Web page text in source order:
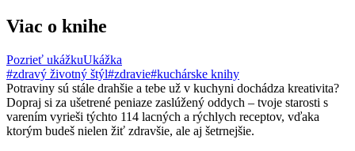
Viac o knihe
Pozrieť ukážkuUkážka
#zdravý životný štýl#zdravie#kuchárske knihy
Potraviny sú stále drahšie a tebe už v kuchyni dochádza kreativita?
Dopraj si za ušetrené peniaze zaslúžený oddych – tvoje starosti s
varením vyrieši týchto 114 lacných a rýchlych receptov, vďaka
ktorým budeš nielen žiť zdravšie, ale aj šetrnejšie.